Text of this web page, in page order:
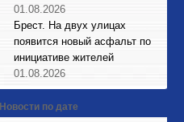
01.08.2026
Брест. На двух улицах
появится новый асфальт по
инициативе жителей
01.08.2026
Новости по дате